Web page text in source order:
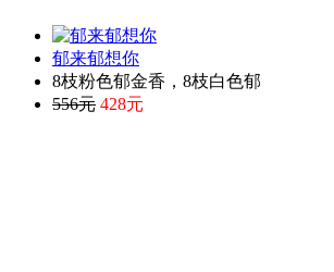
郁来郁想你
8枝粉色郁金香，8枝白色郁
556元 428元